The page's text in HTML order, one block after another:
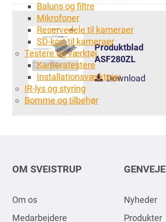
Baluns og filtre
Mikrofoner
Reservedele til kameraer
SD-kort til kameraer
Testere og værktøj
Kameratestere
Installationsværktøjer
IR-lys og styring
Bomme og tilbehør
Produktblad
ASF280ZL
Download
OM SVEISTRUP
Om os
Medarbejdere
GENVEJE
Nyheder
Produkter